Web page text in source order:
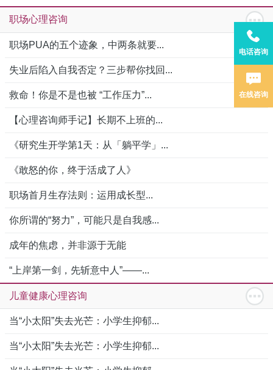
职场心理咨询
职场PUA的五个迹象，中两条就要...
失业后陷入自我否定？三步帮你找回...
救命！你是不是也被 “工作压力”...
【心理咨询师手记】长期不上班的...
《研究生开学第1天：从「躺平学」...
《敢怒的你，终于活成了人》
职场首月生存法则：运用成长型...
你所谓的“努力”，可能只是自我感...
成年的焦虑，并非源于无能
“上岸第一剑，先斩意中人”——...
儿童健康心理咨询
当“小太阳”失去光芒：小学生抑郁...
当“小太阳”失去光芒：小学生抑郁...
电话咨询
在线咨询